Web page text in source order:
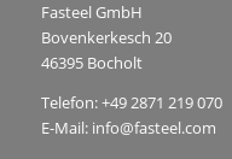
Fasteel GmbH
Bovenkerkesch 20
46395 Bocholt
Telefon: +49 2871 219 070
E-Mail: info@fasteel.com